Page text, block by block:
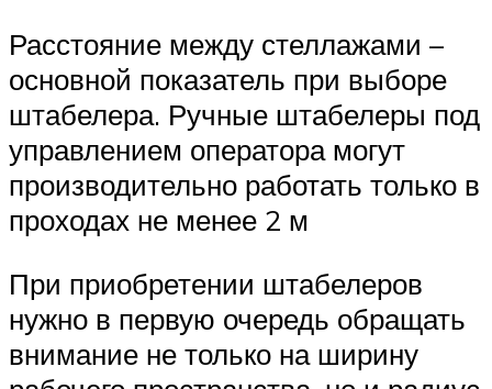
Расстояние между стеллажами –
основной показатель при выборе
штабелера. Ручные штабелеры под
управлением оператора могут
производительно работать только в
проходах не менее 2 м
При приобретении штабелеров
нужно в первую очередь обращать
внимание не только на ширину